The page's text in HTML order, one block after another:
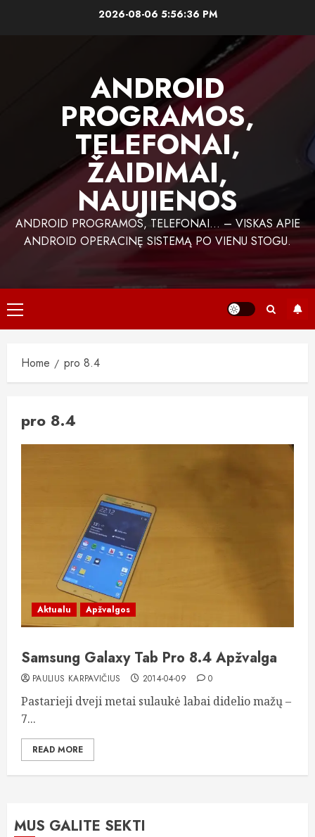
2026-08-06 5:56:36 PM
ANDROID
PROGRAMOS,
TELEFONAI,
ŽAIDIMAI,
NAUJIENOS
ANDROID PROGRAMOS, TELEFONAI… – VISKAS APIE
ANDROID OPERACINĘ SISTEMĄ PO VIENU STOGU.
Primary
Menu
Home pro 8.4
pro 8.4
Aktualu Apžvalgos
Samsung Galaxy Tab Pro 8.4 Apžvalga
PAULIUS KARPAVIČIUS 2014-04-09 0
Pastarieji dveji metai sulaukė labai didelio mažų –
7...
READ MORE
MUS GALITE SEKTI